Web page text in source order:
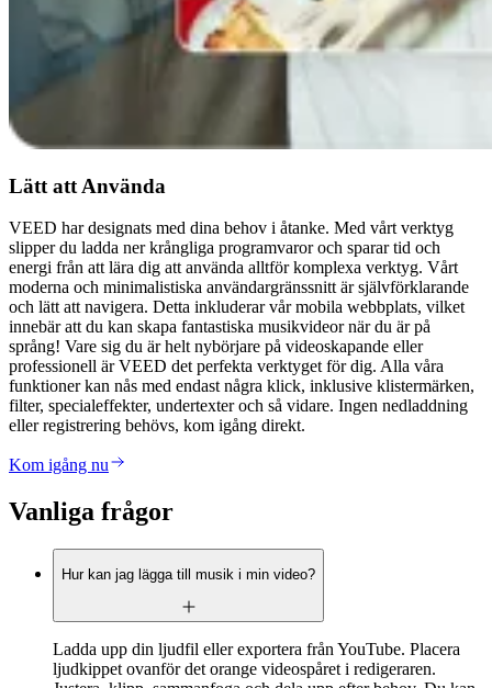
Lätt att Använda
VEED har designats med dina behov i åtanke. Med vårt verktyg
slipper du ladda ner krångliga programvaror och sparar tid och
energi från att lära dig att använda alltför komplexa verktyg. Vårt
moderna och minimalistiska användargränssnitt är självförklarande
och lätt att navigera. Detta inkluderar vår mobila webbplats, vilket
innebär att du kan skapa fantastiska musikvideor när du är på
språng! Vare sig du är helt nybörjare på videoskapande eller
professionell är VEED det perfekta verktyget för dig. Alla våra
funktioner kan nås med endast några klick, inklusive klistermärken,
filter, specialeffekter, undertexter och så vidare. Ingen nedladdning
eller registrering behövs, kom igång direkt.
Kom igång nu
Vanliga frågor
Hur kan jag lägga till musik i min video?
Ladda upp din ljudfil eller exportera från YouTube. Placera
ljudkippet ovanför det orange videospåret i redigeraren.